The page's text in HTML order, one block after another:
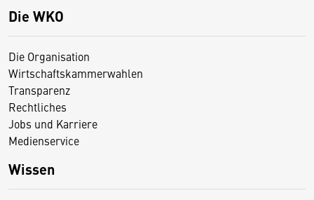
Die WKO
Die Organisation
Wirtschaftskammerwahlen
Transparenz
Rechtliches
Jobs und Karriere
Medienservice
Wissen